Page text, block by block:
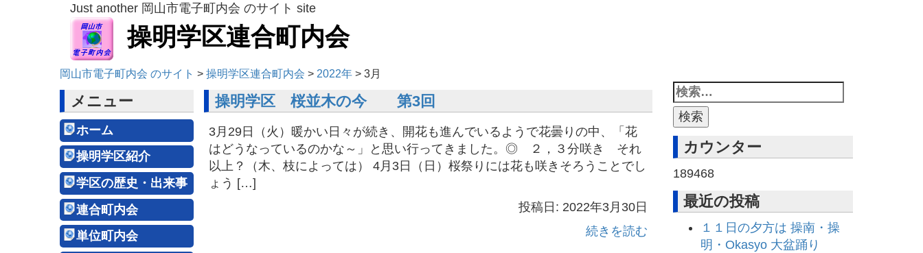
Just another 岡山市電子町内会 のサイト site
操明学区連合町内会
岡山市電子町内会 のサイト > 操明学区連合町内会 > 2022年 > 3月
メニュー
ホーム
操明学区紹介
学区の歴史・出来事
連合町内会
単位町内会
操明学区 桜並木の今 第3回
3月29日（火）暖かい日々が続き、開花も進んでいるようで花曇りの中、「花
はどうなっているのかな～」と思い行ってきました。◎ ２，３分咲き それ
以上？（木、枝によっては） 4月3日（日）桜祭りには花も咲きそろうことでし
ょう […]
投稿日: 2022年3月30日
続きを読む
カウンター
189468
最近の投稿
１１日の夕方は 操南・操
明・Okasyo 大盆踊り